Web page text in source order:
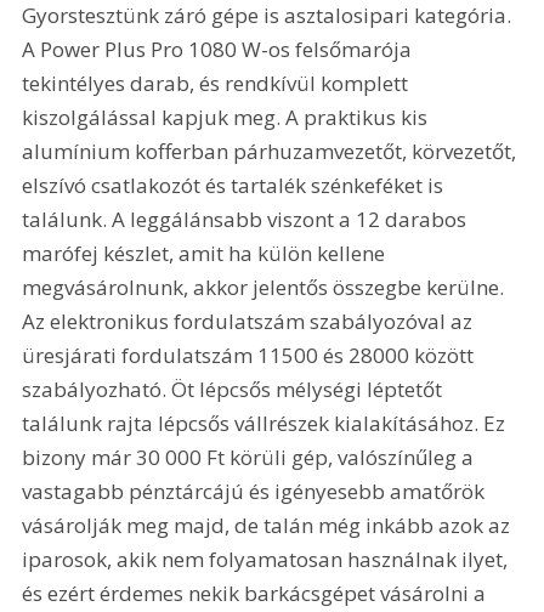
Gyorstesztünk záró gépe is asztalosipari kategória.
A Power Plus Pro 1080 W-os felsőmarója
tekintélyes darab, és rendkívül komplett
kiszolgálással kapjuk meg. A praktikus kis
alumínium kofferban párhuzamvezetőt, körvezetőt,
elszívó csatlakozót és tartalék szénkeféket is
találunk. A leggálánsabb viszont a 12 darabos
marófej készlet, amit ha külön kellene
megvásárolnunk, akkor jelentős összegbe kerülne.
Az elektronikus fordulatszám szabályozóval az
üresjárati fordulatszám 11500 és 28000 között
szabályozható. Öt lépcsős mélységi léptetőt
találunk rajta lépcsős vállrészek kialakításához. Ez
bizony már 30 000 Ft körüli gép, valószínűleg a
vastagabb pénztárcájú és igényesebb amatőrök
vásárolják meg majd, de talán még inkább azok az
iparosok, akik nem folyamatosan használnak ilyet,
és ezért érdemes nekik barkácsgépet vásárolni a